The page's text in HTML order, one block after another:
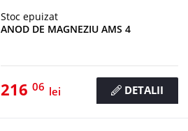
Stoc epuizat
ANOD DE MAGNEZIU AMS 4
216 06 lei DETALII